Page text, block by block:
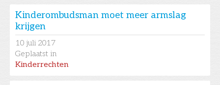
Kinderombudsman moet meer armslag
krijgen
10 juli 2017
Geplaatst in
Kinderrechten